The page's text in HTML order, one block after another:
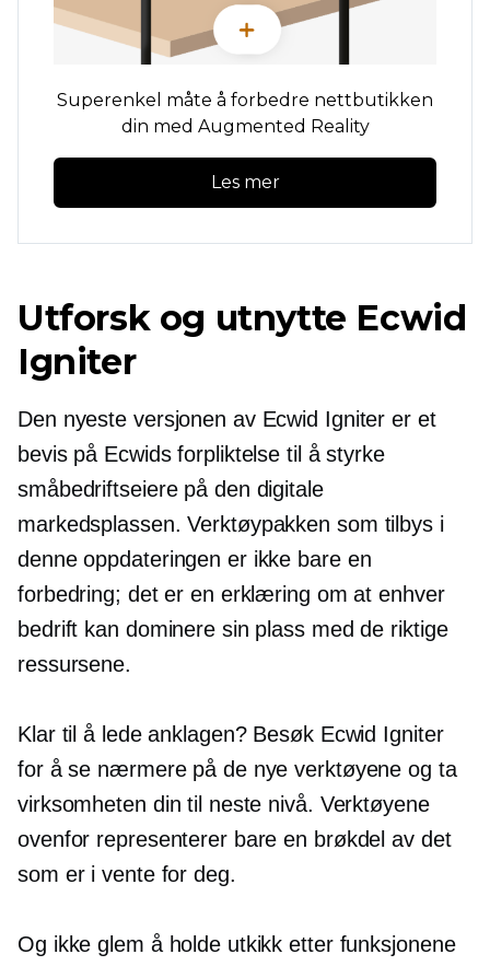
Superenkel måte å forbedre nettbutikken
din med Augmented Reality
Les mer
Utforsk og utnytte Ecwid
Igniter
Den nyeste versjonen av Ecwid Igniter er et
bevis på Ecwids forpliktelse til å styrke
småbedriftseiere på den digitale
markedsplassen. Verktøypakken som tilbys i
denne oppdateringen er ikke bare en
forbedring; det er en erklæring om at enhver
bedrift kan dominere sin plass med de riktige
ressursene.
Klar til å lede anklagen? Besøk Ecwid Igniter
for å se nærmere på de nye verktøyene og ta
virksomheten din til neste nivå. Verktøyene
ovenfor representerer bare en brøkdel av det
som er i vente for deg.
Og ikke glem å holde utkikk etter funksjonene